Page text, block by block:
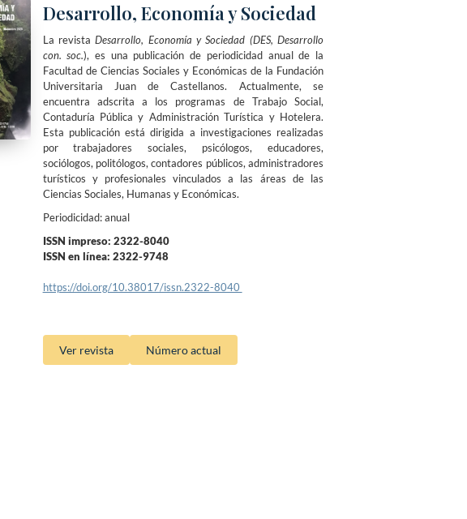
Desarrollo, Economía y Sociedad
La revistaDesarrollo, Economía y Sociedad (DES, Desarrollo
con. soc.), es una publicación de periodicidad anual de la
Facultad de Ciencias Sociales y Económicas de la Fundación
Universitaria Juan de Castellanos. Actualmente, se
encuentra adscrita a los programas de Trabajo Social,
Contaduría Pública y Administración Turística y Hotelera.
Esta publicación está dirigida a investigaciones realizadas
por trabajadores sociales, psicólogos, educadores,
sociólogos, politólogos, contadores públicos, administradores
turísticos y profesionales vinculados a las áreas de las
Ciencias Sociales, Humanas y Económicas.
Periodicidad: anual
ISSN impreso: 2322-8040
ISSN en línea: 2322-9748
https://doi.org/10.38017/issn.2322-8040
Ver revista Número actual